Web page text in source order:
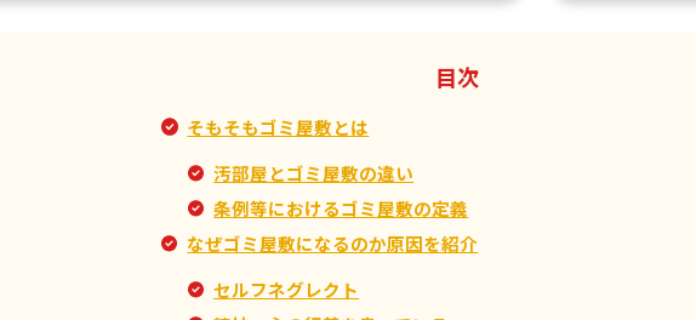
目次
そもそもゴミ屋敷とは
汚部屋とゴミ屋敷の違い
条例等におけるゴミ屋敷の定義
なぜゴミ屋敷になるのか原因を紹介
セルフネグレクト